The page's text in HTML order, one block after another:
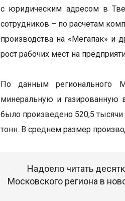
с юридическим адресом в
сотрудников – по расчетам
производства на «Мегапак» и
рост рабочих мест на
По данным регионального
минеральную и газированную
было произведено 520,5 тысячи
тонн. В среднем размер
Надоело читать
Московского региона в